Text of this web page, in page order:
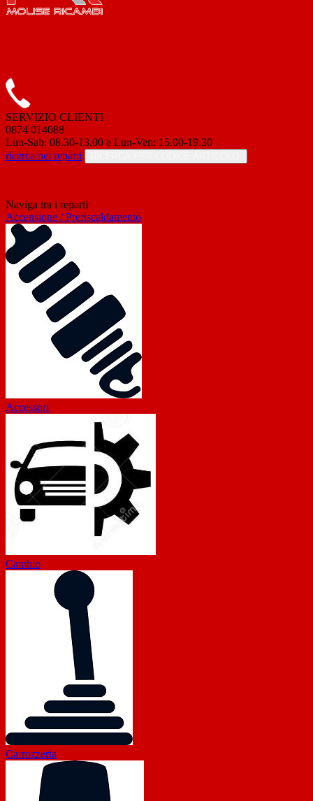
SERVIZIO CLIENTI
0874 014088
Lun-Sab: 08.30-13.00 e Lun-Ven: 15.00-19.30
ricerca nei reparti
Naviga tra i reparti
Accensione / Preriscaldamento
Accessori
Cambio
Carrozzeria